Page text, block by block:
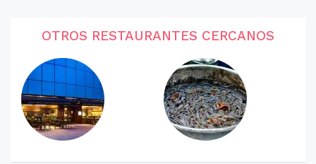
OTROS RESTAURANTES CERCANOS